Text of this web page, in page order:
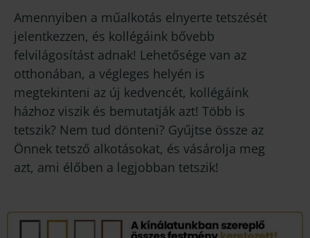
Amennyiben a műalkotás elnyerte tetszését
jelentkezzen, és kollégáink bővebb
felvilágosítást adnak! Lehetősége van az
otthonában, a végleges helyén is
megtekinteni az új kedvencét, kollégáink
házhoz viszik és bemutatják azt! Több is
tetszik? Nem tud dönteni? Gyűjtse össze az
Önnek tetsző alkotásokat, és vásárolja meg
azt, ami élőben a legjobban tetszik!